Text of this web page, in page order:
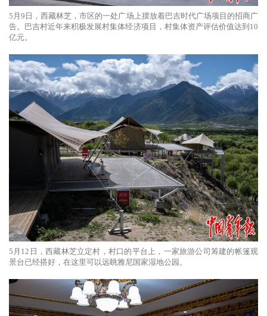
5月9日，西藏林芝，市区的一处广场上摆放着巴吉时代广场项目的招商广
告。巴吉村近年来积极发展村集体经济项目，村集体资产评估价值达到10
亿元。
5月12日，西藏林芝立定村，村口的平台上，一家旅游公司筹建的帐篷观
景台已经搭好，在这里可以远眺雅尼国家湿地公园。